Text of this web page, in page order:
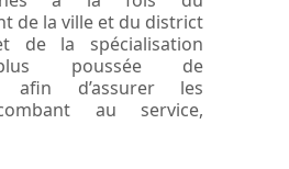
de la ville et du district
de la spécialisation
poussée de
afin d’assurer les
au service,